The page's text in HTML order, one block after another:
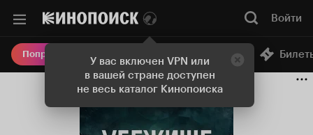
У вас включен VPN или
в вашей стране доступен
не весь каталог Кинопоиска
Войти
Попробовать Плюс Онлайн-кинотеатр